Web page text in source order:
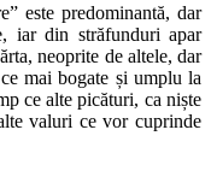
este predominantă, dar
iar din străfunduri apar
neoprite de altele, dar
mai bogate și umplu la
ce alte picături, ca niște
valuri ce vor cuprinde